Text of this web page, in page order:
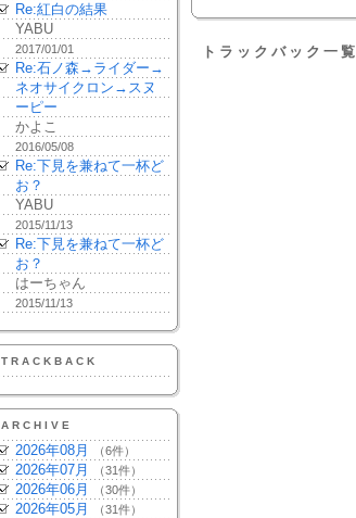
Re:紅白の結果
YABU
2017/01/01
Re:石ノ森→ライダー→
ネオサイクロン→スヌ
ーピー
かよこ
2016/05/08
Re:下見を兼ねて一杯ど
お？
YABU
2015/11/13
Re:下見を兼ねて一杯ど
お？
はーちゃん
2015/11/13
TRACKBACK
ARCHIVE
2026年08月 （6件）
2026年07月 （31件）
2026年06月 （30件）
2026年05月 （31件）
トラックバック一覧